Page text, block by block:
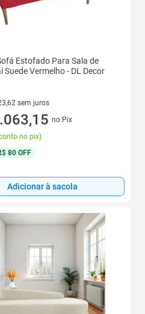
Estofado Para Sala de
Suede Vermelho - DL Decor
sem juros
123,62 sem jurosno Pix
no pix)
80 OFF
Adicionar à sacola